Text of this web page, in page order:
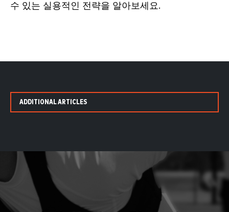
수 있는 실용적인 전략을 알아보세요.
ADDITIONAL ARTICLES